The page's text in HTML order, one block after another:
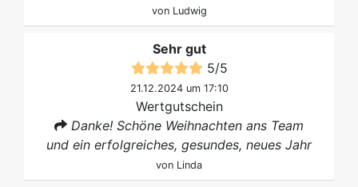
von Ludwig
Sehr gut
5/5
21.12.2024 um 17:10
Wertgutschein
Danke! Schöne Weihnachten ans Team
und ein erfolgreiches, gesundes, neues Jahr
von Linda